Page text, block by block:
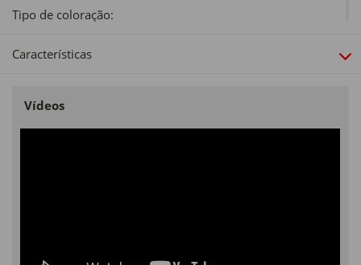
Tipo de coloração:
Características
Vídeos